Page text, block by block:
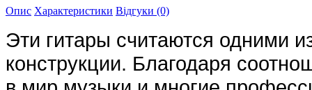
Опис Характеристики Відгуки (0)
Эти гитары считаются одними
конструкции. Благодаря